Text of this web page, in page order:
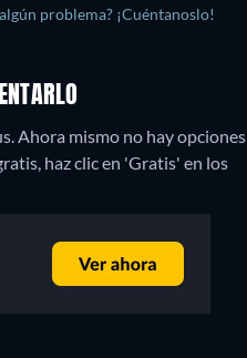
problema? ¡Cuéntanoslo!
Ahora mismo no hay opciones
haz clic en 'Gratis' en los